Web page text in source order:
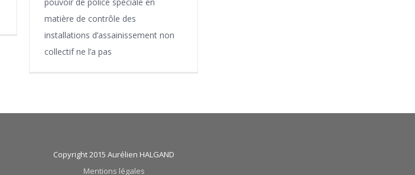
pouvoir de police spéciale en
matière de contrôle des
installations d’assainissement non
collectif ne l’a pas
Copyright 2015 Aurélien HALGAND
Mentions légales